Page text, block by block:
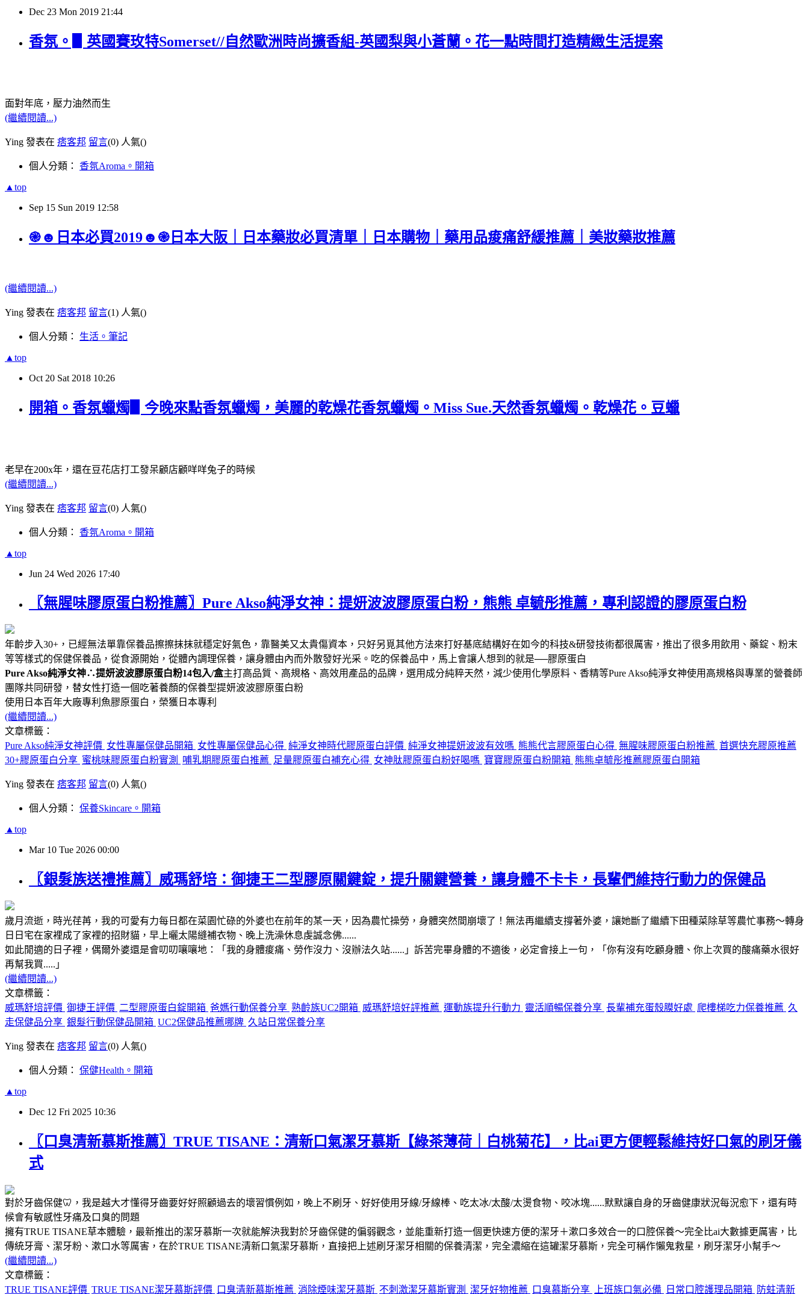
Dec 23 Mon 2019 21:44
香氛。▋英國賽玫特Somerset//自然歐洲時尚擴香組-英國梨與小蒼蘭。花一點時間打造精緻生活提案
面對年底，壓力油然而生
(繼續閱讀...)
Ying 發表在 痞客邦 留言(0) 人氣()
個人分類： 香氛Aroma。開箱
▲top
Sep 15 Sun 2019 12:58
֎☻日本必買2019☻֎日本大阪｜日本藥妝必買清單｜日本購物｜藥用品痠痛舒緩推薦｜美妝藥妝推薦
(繼續閱讀...)
Ying 發表在 痞客邦 留言(1) 人氣()
個人分類： 生活。筆記
▲top
Oct 20 Sat 2018 10:26
開箱。香氛蠟燭▋今晚來點香氛蠟燭，美麗的乾燥花香氛蠟燭。Miss Sue.天然香氛蠟燭。乾燥花。豆蠟
老早在200x年，還在豆花店打工發呆顧店顧咩咩兔子的時候
(繼續閱讀...)
Ying 發表在 痞客邦 留言(0) 人氣()
個人分類： 香氛Aroma。開箱
▲top
Jun 24 Wed 2026 17:40
〖無腥味膠原蛋白粉推薦〗Pure Akso純淨女神：提妍波波膠原蛋白粉，熊熊 卓毓彤推薦，專利認證的膠原蛋白粉
年齡步入30+，已經無法單靠保養品擦擦抹抹就穩定好氣色，靠醫美又太貴傷資本，只好另覓其他方法來打好基底結構好在如今的科技&研發技術都很厲害，推出了很多用飲用、藥錠、粉末
等等樣式的保健保養品，從食源開始，從體內調理保養，讓身體由內而外散發好光采。吃的保養品中，馬上會讓人想到的就是──膠原蛋白
Pure Akso純淨女神∴提妍波波膠原蛋白粉14包入/盒主打高品質、高規格、高效用產品的品牌，選用成分純粹天然，減少使用化學原料、香精等Pure Akso純淨女神使用高規格與專業的營養師
團隊共同研發，替女性打造一個吃著養顏的保養型提妍波波膠原蛋白粉
使用日本百年大廠專利魚膠原蛋白，榮獲日本專利
(繼續閱讀...)
文章標籤：
Pure Akso純淨女神評價 女性專屬保健品開箱 女性專屬保健品心得 純淨女神時代膠原蛋白評價 純淨女神提妍波波有效嗎 熊熊代言膠原蛋白心得 無腥味膠原蛋白粉推薦 首選快充膠原推薦
30+膠原蛋白分享 蜜桃味膠原蛋白粉實測 哺乳期膠原蛋白推薦 足量膠原蛋白補充心得 女神肽膠原蛋白粉好喝嗎 寶寶膠原蛋白粉開箱 熊熊卓毓彤推薦膠原蛋白開箱
Ying 發表在 痞客邦 留言(0) 人氣()
個人分類： 保養Skincare。開箱
▲top
Mar 10 Tue 2026 00:00
〖銀髮族送禮推薦〗威瑪舒培：御捷王二型膠原關鍵錠，提升關鍵營養，讓身體不卡卡，長輩們維持行動力的保健品
歲月流逝，時光荏苒，我的可愛有力每日都在菜園忙碌的外婆也在前年的某一天，因為農忙操勞，身體突然間崩壞了！無法再繼續支撐著外婆，讓她斷了繼續下田種菜除草等農忙事務～轉身
日日宅在家裡成了家裡的招財貓，早上曬太陽縫補衣物、晚上洗澡休息虔誠念佛......
如此閒適的日子裡，偶爾外婆還是會叨叨嚷嚷地：「我的身體痠痛、勞作沒力、沒辦法久站......」訴苦完畢身體的不適後，必定會接上一句，「你有沒有吃顧身體、你上次買的酸痛藥水很好
再幫我買.....」
(繼續閱讀...)
文章標籤：
威瑪舒培評價 御捷王評價 二型膠原蛋白錠開箱 爸媽行動保養分享 熟齡族UC2開箱 威瑪舒培好評推薦 運動族提升行動力 靈活順暢保養分享 長輩補充蛋殼膜好處 爬樓梯吃力保養推薦 久
走保健品分享 銀髮行動保健品開箱 UC2保健品推薦哪牌 久站日常保養分享
Ying 發表在 痞客邦 留言(0) 人氣()
個人分類： 保健Health。開箱
▲top
Dec 12 Fri 2025 10:36
〖口臭清新慕斯推薦〗TRUE TISANE：清新口氣潔牙慕斯【綠茶薄荷｜白桃菊花】，比ai更方便輕鬆維持好口氣的刷牙儀
式
對於牙齒保健🦷，我是越大才懂得牙齒要好好照顧過去的壞習慣例如，晚上不刷牙、好好使用牙線/牙線棒、吃太冰/太酸/太燙食物、咬冰塊......默默讓自身的牙齒健康狀況每況愈下，還有時
候會有敏感性牙痛及口臭的問題
擁有TRUE TISANE草本體驗，最新推出的潔牙慕斯一次就能解決我對於牙齒保健的偏弱觀念，並能重新打造一個更快速方便的潔牙＋漱口多效合一的口腔保養～完全比ai大數據更厲害，比
傳統牙膏、潔牙粉、漱口水等厲害，在於TRUE TISANE清新口氣潔牙慕斯，直接把上述刷牙潔牙相關的保養清潔，完全濃縮在這罐潔牙慕斯，完全可稱作懶鬼救星，刷牙潔牙小幫手～
(繼續閱讀...)
文章標籤：
TRUE TISANE評價 TRUE TISANE潔牙慕斯評價 口臭清新慕斯推薦 消除煙味潔牙慕斯 不刺激潔牙慕斯實測 潔牙好物推薦 口臭慕斯分享 上班族口氣必備 日常口腔護理品開箱 防蛀清新